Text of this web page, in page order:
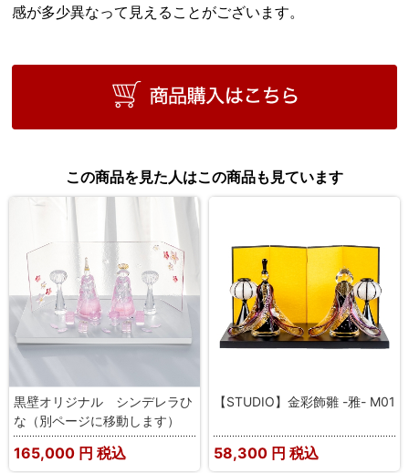
感が多少異なって見えることがございます。
この商品を見た人はこの商品も見ています
黒壁オリジナル シンデレラひ
な（別ページに移動します）
165,000 円 税込
【STUDIO】金彩飾雛 -雅- M01
58,300 円 税込